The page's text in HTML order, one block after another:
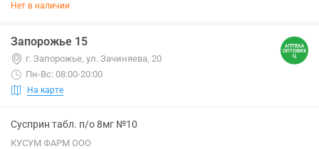
Нет в наличии
Запорожье 15
г. Запорожье, ул. Зачиняева, 20
Пн-Вс: 08:00-20:00
На карте
Сусприн табл. п/о 8мг №10
КУСУМ ФАРМ ООО